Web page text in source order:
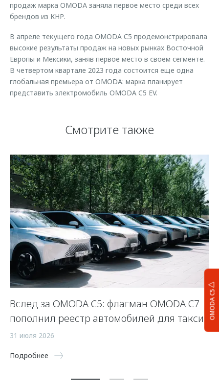
OMODA C5
продаж марка OMODA заняла первое место среди всех
брендов из КНР.
В апреле текущего года OMODA С5 продемонстрировала
высокие результаты продаж на новых рынках Восточной
Европы и Мексики, заняв первое место в своем сегменте.
В четвертом квартале 2023 года состоится еще одна
глобальная премьера от OMODA: марка планирует
представить электромобиль OMODA C5 EV.
Смотрите также
Вслед за OMODA C5: флагман OMODA C7
пополнил реестр автомобилей для такси
31 июля 2026
Подробнее